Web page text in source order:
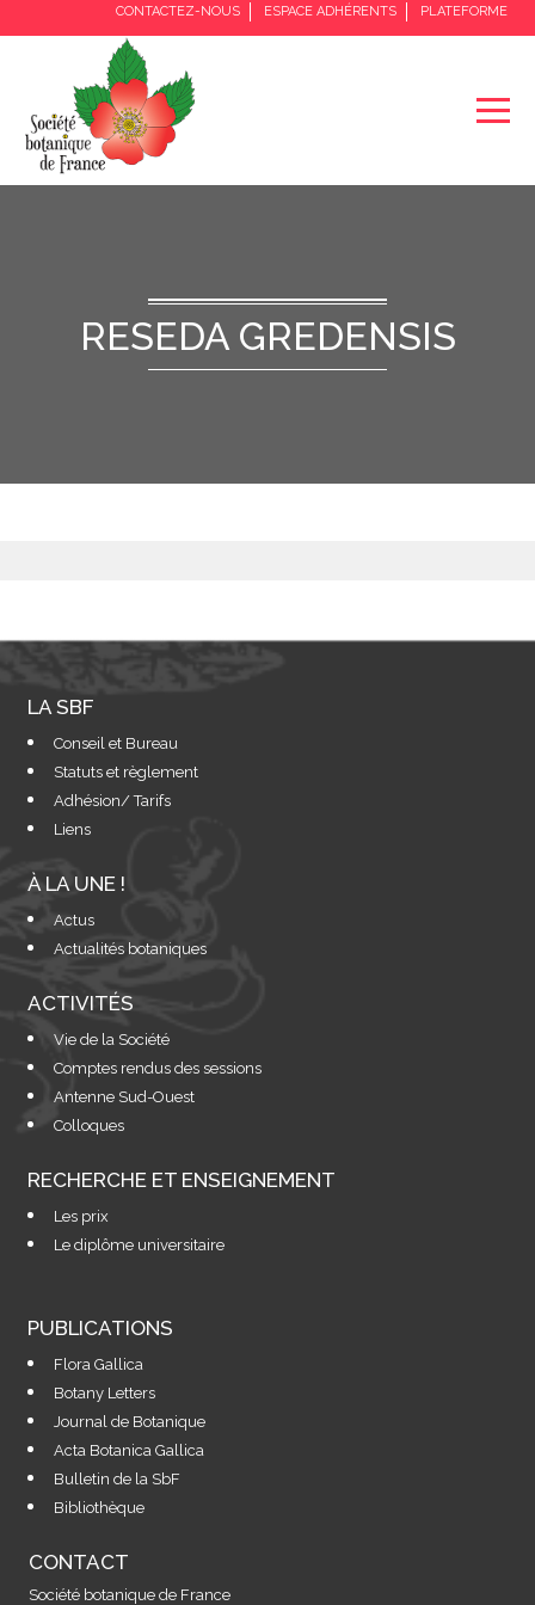
CONTACTEZ-NOUS ESPACE ADHÉRENTS PLATEFORME
RESEDA GREDENSIS
LA SBF
Conseil et Bureau
Statuts et règlement
Adhésion/ Tarifs
Liens
À LA UNE !
Actus
Actualités botaniques
ACTIVITÉS
Vie de la Société
Comptes rendus des sessions
Antenne Sud-Ouest
Colloques
RECHERCHE ET ENSEIGNEMENT
Les prix
Le diplôme universitaire
PUBLICATIONS
Flora Gallica
Botany Letters
Journal de Botanique
Acta Botanica Gallica
Bulletin de la SbF
Bibliothèque
CONTACT
Société botanique de France